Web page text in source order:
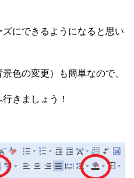
にできるようになると思い
色の変更）も簡単なので、
きましょう！